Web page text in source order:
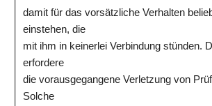
damit für das vorsätzliche Verhalten
einstehen, die
mit ihm in keinerlei Verbindung stünden.
erfordere
die vorausgegangene Verletzung von
Solche